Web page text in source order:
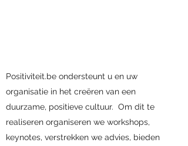
Positiviteit.be ondersteunt u en uw
organisatie in het creëren van een
duurzame, positieve cultuur. Om dit te
realiseren organiseren we workshops,
keynotes, verstrekken we advies, bieden